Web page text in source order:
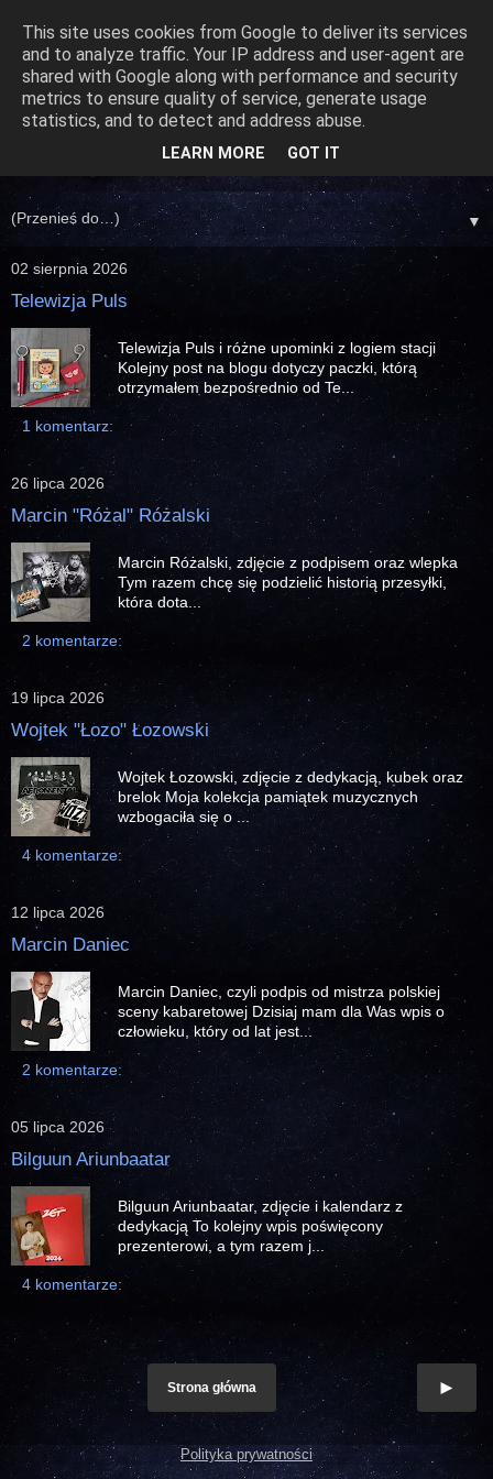
▼
02 sierpnia 2026
Telewizja Puls
Telewizja Puls i różne upominki z logiem stacji
Kolejny post na blogu dotyczy paczki, którą
otrzymałem bezpośrednio od Te...
1 komentarz:
26 lipca 2026
Marcin "Różal" Różalski
Marcin Różalski, zdjęcie z podpisem oraz wlepka
Tym razem chcę się podzielić historią przesyłki,
która dota...
2 komentarze:
19 lipca 2026
Wojtek "Łozo" Łozowski
Wojtek Łozowski, zdjęcie z dedykacją, kubek oraz
brelok Moja kolekcja pamiątek muzycznych
wzbogaciła się o ...
4 komentarze:
12 lipca 2026
Marcin Daniec
Marcin Daniec, czyli podpis od mistrza polskiej
sceny kabaretowej Dzisiaj mam dla Was wpis o
człowieku, który od lat jest...
2 komentarze:
05 lipca 2026
Bilguun Ariunbaatar
Bilguun Ariunbaatar, zdjęcie i kalendarz z
dedykacją To kolejny wpis poświęcony
prezenterowi, a tym razem j...
4 komentarze:
Strona główna
Polityka prywatności
This site uses cookies from Google to deliver its services
and to analyze traffic. Your IP address and user-agent are
shared with Google along with performance and security
metrics to ensure quality of service, generate usage
statistics, and to detect and address abuse.
LEARN MORE GOT IT